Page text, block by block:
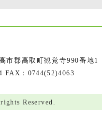
市郡高取町観覚寺990番地1
FAX：0744(52)4063
Reserved.